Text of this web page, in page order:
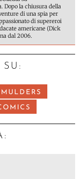
Dopo la chiusura della
di una spia per
di supereroi
americane (Dick
dal 2006.
SU: